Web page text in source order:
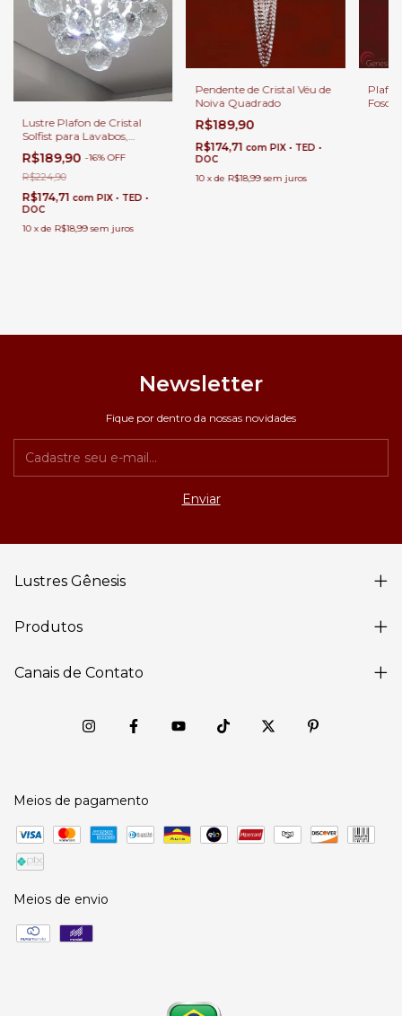
Lustre Plafon de Cristal
Solfist para Lavabos,
Banheiros e Quartos.
R$189,90 -16%OFF
R$224,90
R$174,71 com PIX • TED •
DOC
10 xde R$18,99 sem juros
Pendente de Cristal Véu de
Noiva Quadrado
R$189,90
R$174,71 com PIX • TED •
DOC
10 xde R$18,99 sem juros
Fosco
Newsletter
Fique por dentro da nossas novidades
Lustres Gênesis
Produtos
Canais de Contato
Meios de pagamento
Meios de envio